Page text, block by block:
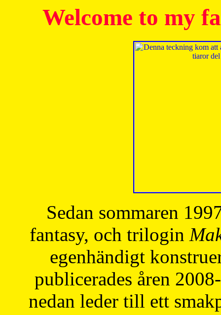
Welcome to my
Sedan sommaren
fantasy, och trilogin
egenhändigt
publicerades åren
nedan leder till ett